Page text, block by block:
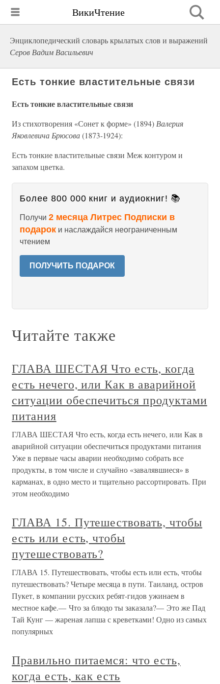
ВикиЧтение
Энциклопедический словарь крылатых слов и выражений
Серов Вадим Васильевич
Есть тонкие властительные связи
Есть тонкие властительные связи
Из стихотворения «Сонет к форме» (1894) Валерия
Яковлевича Брюсова(1873-1924):
Есть тонкие властительные связи Меж контуром и
запахом цветка.
Более 800 000 книг и аудиокниг! 📚
Получи 2 месяца Литрес Подписки в
подарок и наслаждайся неограниченным
чтением
ПОЛУЧИТЬ ПОДАРОК
Читайте также
ГЛАВА ШЕСТАЯ Что есть, когда
есть нечего, или Как в аварийной
ситуации обеспечиться продуктами
питания
ГЛАВА ШЕСТАЯ Что есть, когда есть нечего, или Как в
аварийной ситуации обеспечиться продуктами питания
Уже в первые часы аварии необходимо собрать все
продукты, в том числе и случайно «завалявшиеся» в
карманах, в одно место и тщательно рассортировать. При
этом необходимо
ГЛАВА 15. Путешествовать, чтобы
есть или есть, чтобы
путешествовать?
ГЛАВА 15. Путешествовать, чтобы есть или есть, чтобы
путешествовать? Четыре месяца в пути. Таиланд, остров
Пукет, в компании русских ребят-гидов ужинаем в
местное кафе.— Что за блюдо ты заказала?— Это же Пад
Тай Кунг — жареная лапша с креветками! Одно из самых
популярных
Правильно питаемся: что есть,
когда есть, как есть